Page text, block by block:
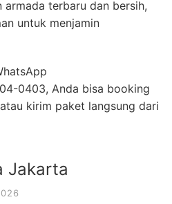
armada terbaru dan bersih,
untuk menjamin
0403, Anda bisa booking
kirim paket langsung dari
Jakarta